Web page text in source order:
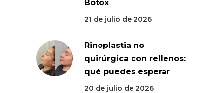
Botox
21 de julio de 2026
Rinoplastia no
quirúrgica con rellenos:
qué puedes esperar
20 de julio de 2026